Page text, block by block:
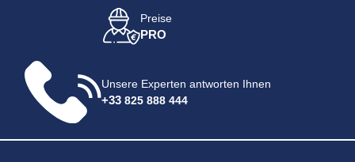
Preise
PRO
Unsere Experten antworten Ihnen
+33 825 888 444